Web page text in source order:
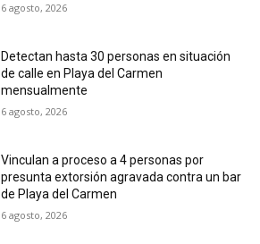
6 agosto, 2026
Detectan hasta 30 personas en situación
de calle en Playa del Carmen
mensualmente
6 agosto, 2026
Vinculan a proceso a 4 personas por
presunta extorsión agravada contra un bar
de Playa del Carmen
6 agosto, 2026